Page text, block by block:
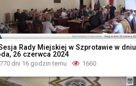
Rady Miejskiej w Szprotawie w dniu
26 czerwca 2024
770 dni 16 godzin temu 1660